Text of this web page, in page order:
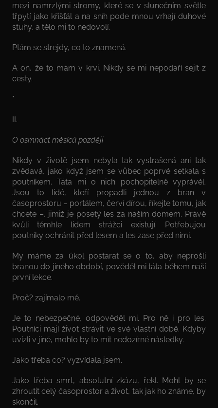
mezi namrzlými stromy, které se v slunečním světle
třpytí jako křišťál a na sníh pode mnou vrhají duhové
stuhy, a tělo mi to nedovolí.
Ptám se strejdy, co to znamená.
A on, že to mám v krvi. Nikdy se mi nepodaří sejít z
cesty.
*
II.
O osmnáct měsíců později
Nikdy v životě jsem nebyla tak vystrašená ani tak
zvědavá, jako když jsem se vůbec poprvé setkala s
poutníkem. Táta mi o nich pochopitelně vyprávěl.
Jsou to lidé, kteří propadli jednou z bran v
časoprostoru – portálem, červí dírou, říkejte tomu, jak
chcete –, jimiž je posetý les za naším domem. Právě
kvůli těmhle lidem strážci existují. Potřebujou
poutníky ochránit před lesem a les zase před nimi.
My máme za úkol postarat se o to, aby neprošli
branou do jiného období, pověděl mi táta během naší
první lekce.
Proč? zajímalo mě.
Je to nebezpečné, odpověděl mi. Pro ně i pro les.
Poutníci mají život strávit ve své vlastní době. Kdyby
uvízli v jiné, mohlo by to mít nedozírné následky.
Jako třeba co? vyzvídala jsem.
Jako třeba smrt, absolutní zkázu, řekl. Mohl by se
zhroutit celý časoprostor a život, tak jak ho známe, by
skončil.